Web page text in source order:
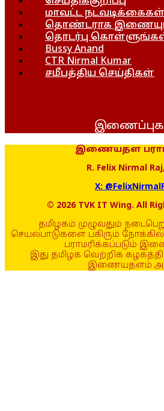
மாவட்ட
தொண்டராக
தொடர்பு
Bussy Anand
CTR Nirmal Kumar
சமீபத்திய செய்திகள்
இணையதள
R. Felix Nirmal
X:
© 2026 TVK IT Wing. All
தமிழகம் முழுவதும்
செயல்பாடுகளை பகிரும் நோக்கில்
பராமரிக்கப்படும்
இது தமிழக வெற்றிக்
இணையதளம்